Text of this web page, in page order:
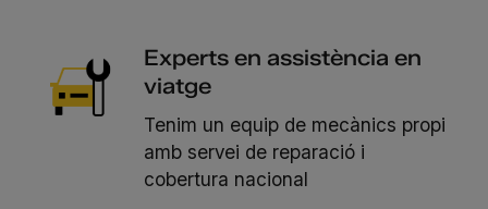
Experts en assistència en
viatge
Tenim un equip de mecànics propi
amb servei de reparació i
cobertura nacional